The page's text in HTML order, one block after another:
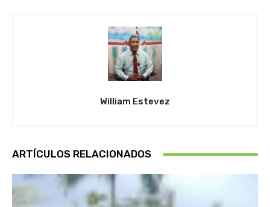
William Estevez
ARTÍCULOS RELACIONADOS